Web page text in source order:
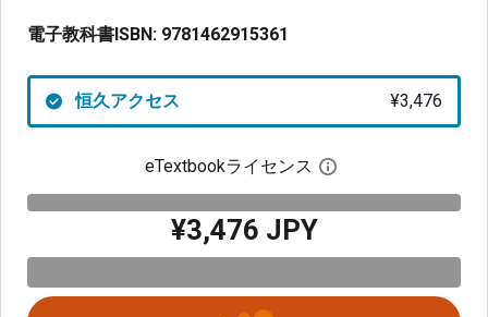
電子教科書ISBN: 9781462915361
恒久アクセス ¥3,476
eTextbookライセンス デジタルライセン
¥3,476 JPY